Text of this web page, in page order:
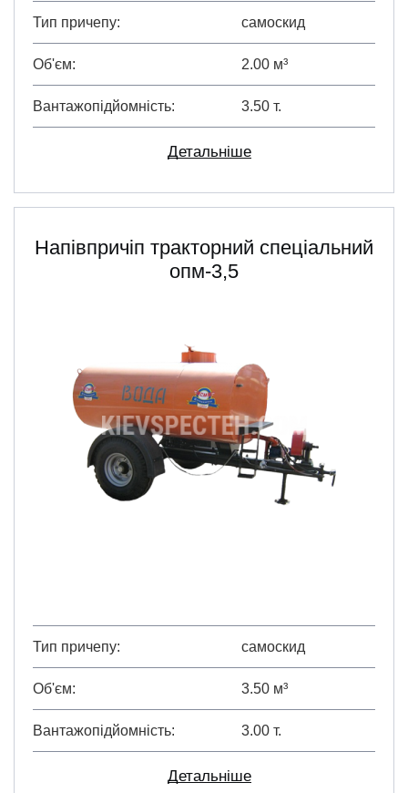
Тип причепу самоскид
Об'єм 2.00 м³
Вантажопідйомність 3.50 т.
Детальніше
Напівпричіп тракторний спеціальний
опм-3,5
Тип причепу самоскид
Об'єм 3.50 м³
Вантажопідйомність 3.00 т.
Детальніше